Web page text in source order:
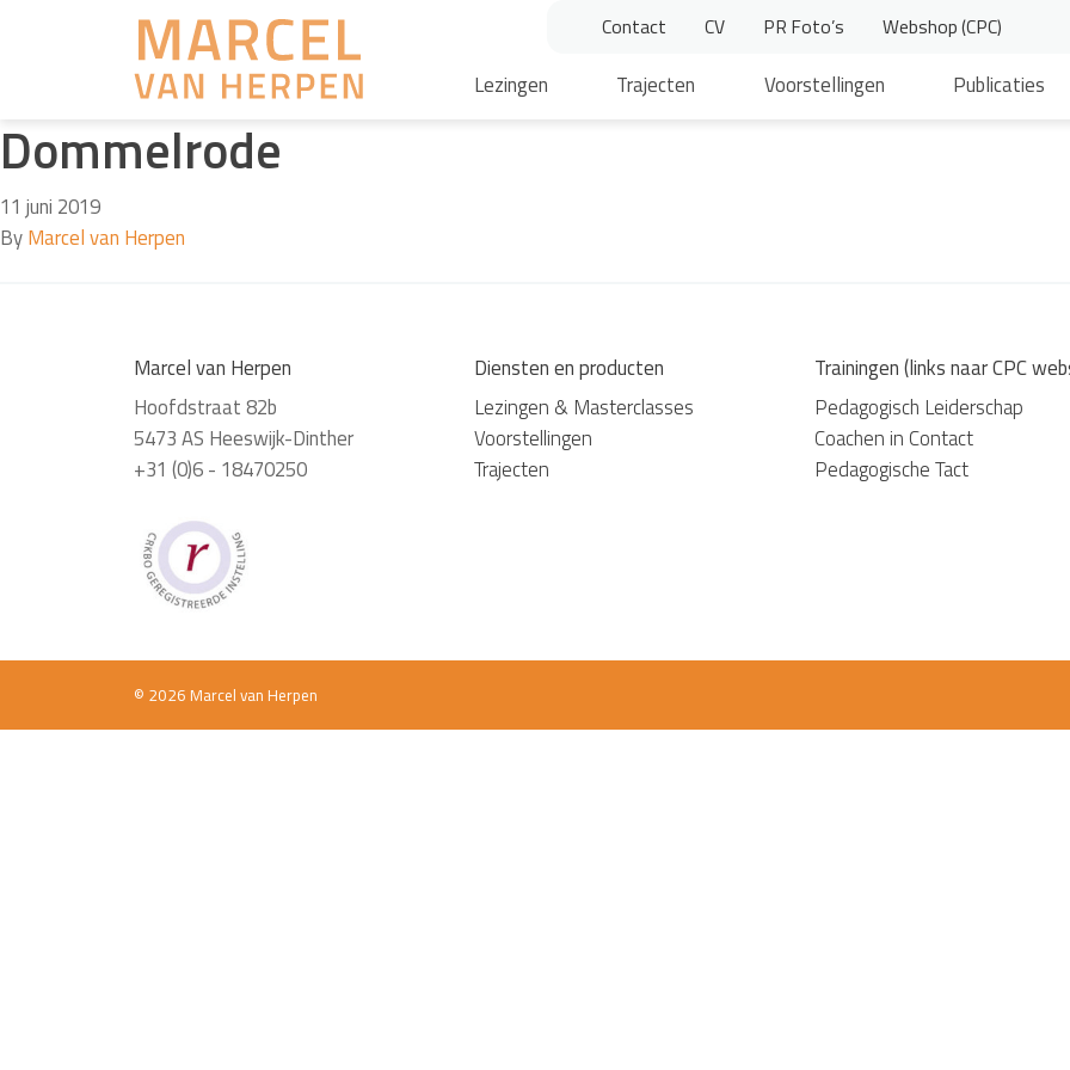
Contact CV PR Foto’s Webshop (CPC)
Lezingen Trajecten Voorstellingen Publicaties
Dommelrode
11 juni 2019
ByMarcel van Herpen
Marcel van Herpen
Hoofdstraat 82b
5473 AS Heeswijk-Dinther
+31 (0)6 - 18470250
Diensten en producten
Lezingen & Masterclasses
Voorstellingen
Trajecten
Trainingen (links naar CPC
Pedagogisch Leiderschap
Coachen in Contact
Pedagogische Tact
© 2026 Marcel van Herpen